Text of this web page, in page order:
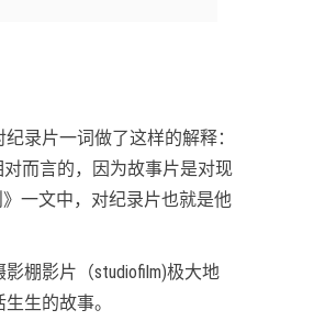
录片一词做了这样的解释：
而言的，因为故事片是对现
一文中，对纪录片也就是他
棚影片（studiofilm)极大地
生的故事。